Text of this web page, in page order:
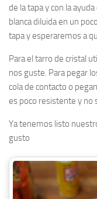
de la tapa y con la
blanca diluida en un
tapa y esperaremos a
Para el tarro de cristal
nos guste. Para pegar
cola de contacto o
es poco resistente y no
Ya tenemos listo
gusto